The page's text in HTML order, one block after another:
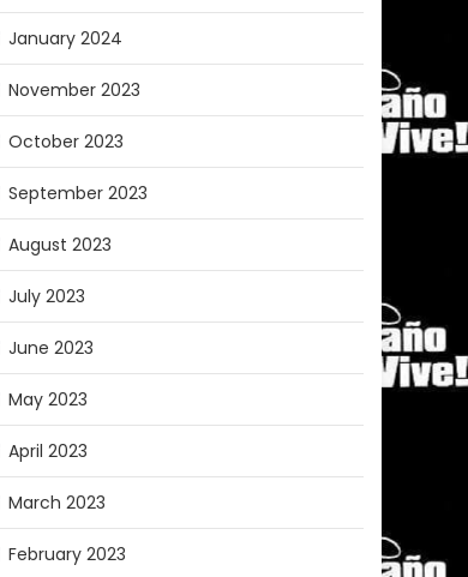
January 2024
November 2023
October 2023
September 2023
August 2023
July 2023
June 2023
May 2023
April 2023
March 2023
February 2023